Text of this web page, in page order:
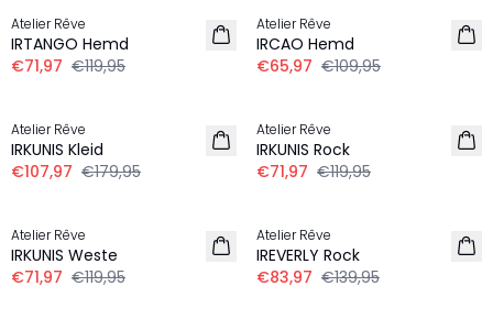
Atelier Rêve
IRTANGO Hemd
€71,97 €119,95
Atelier Rêve
IRCAO Hemd
€65,97 €109,95
LEINEN
Atelier Rêve
IRKUNIS Kleid
€107,97 €179,95
LEINEN
Atelier Rêve
IRKUNIS Rock
€71,97 €119,95
LEINEN
Atelier Rêve
IRKUNIS Weste
€71,97 €119,95
Atelier Rêve
IREVERLY Rock
€83,97 €139,95